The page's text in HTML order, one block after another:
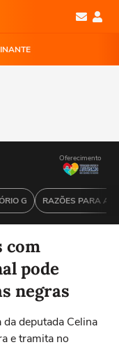
G RAZÕES PARA
Oferecimento
com
pode
negras
deputada Celina
e tramita no